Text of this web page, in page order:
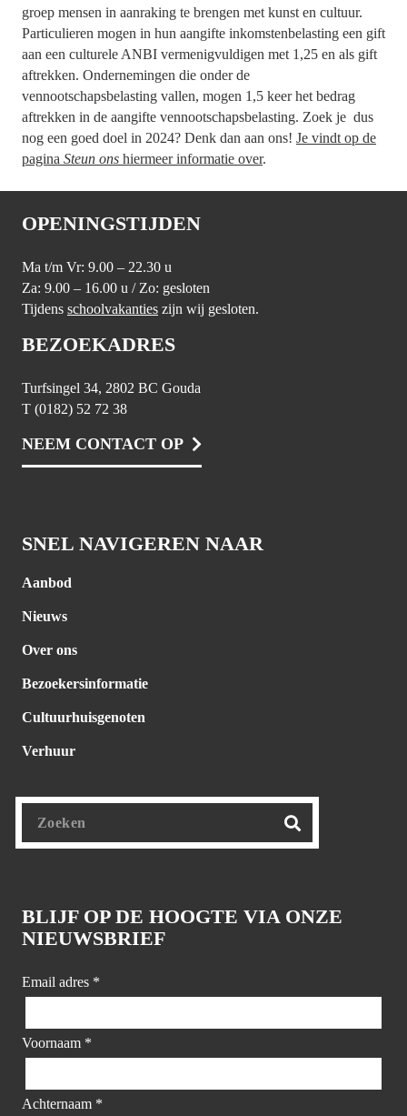
groep mensen in aanraking te brengen met kunst en cultuur.
Particulieren mogen in hun aangifte inkomstenbelasting een gift
aan een culturele ANBI vermenigvuldigen met 1,25 en als gift
aftrekken. Ondernemingen die onder de
vennootschapsbelasting vallen, mogen 1,5 keer het bedrag
aftrekken in de aangifte vennootschapsbelasting. Zoek je dus
nog een goed doel in 2024? Denk dan aan ons! Je vindt op de
pagina Steun ons hiermeer informatie over.
OPENINGSTIJDEN
Ma t/m Vr: 9.00 – 22.30 u
Za: 9.00 – 16.00 u / Zo: gesloten
Tijdens schoolvakanties zijn wij gesloten.
BEZOEKADRES
Turfsingel 34, 2802 BC Gouda
T (0182) 52 72 38
NEEM CONTACT OP
SNEL NAVIGEREN NAAR
Aanbod
Nieuws
Over ons
Bezoekersinformatie
Cultuurhuisgenoten
Verhuur
BLIJF OP DE HOOGTE VIA ONZE
NIEUWSBRIEF
Email adres *
Voornaam *
Achternaam *